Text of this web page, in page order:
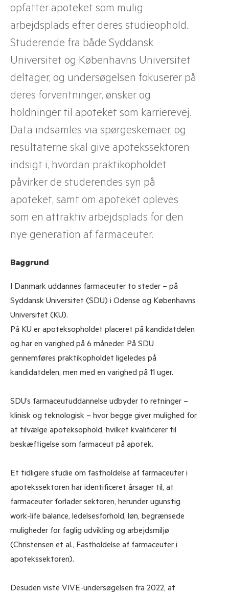
opfatter apoteket som mulig
arbejdsplads efter deres studieophold.
Studerende fra både Syddansk
Universitet og Københavns Universitet
deltager, og undersøgelsen fokuserer på
deres forventninger, ønsker og
holdninger til apoteket som karrierevej.
Data indsamles via spørgeskemaer, og
resultaterne skal give apotekssektoren
indsigt i, hvordan praktikopholdet
påvirker de studerendes syn på
apoteket, samt om apoteket opleves
som en attraktiv arbejdsplads for den
nye generation af farmaceuter.
Baggrund
I Danmark uddannes farmaceuter to steder – på
Syddansk Universitet (SDU) i Odense og Københavns
Universitet (KU).
På KU er apoteksopholdet placeret på kandidatdelen
og har en varighed på 6 måneder. På SDU
gennemføres praktikopholdet ligeledes på
kandidatdelen, men med en varighed på 11 uger.
SDU’s farmaceutuddannelse udbyder to retninger –
klinisk og teknologisk – hvor begge giver mulighed for
at tilvælge apoteksophold, hvilket kvalificerer til
beskæftigelse som farmaceut på apotek.
Et tidligere studie om fastholdelse af farmaceuter i
apotekssektoren har identificeret årsager til, at
farmaceuter forlader sektoren, herunder ugunstig
work-life balance, ledelsesforhold, løn, begrænsede
muligheder for faglig udvikling og arbejdsmiljø
(Christensen et al., Fastholdelse af farmaceuter i
apotekssektoren).
Desuden viste VIVE-undersøgelsen fra 2022, at